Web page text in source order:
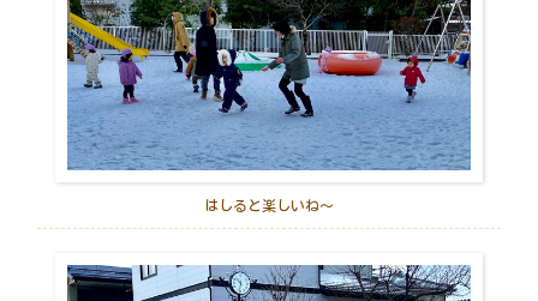
はしると楽しいね～